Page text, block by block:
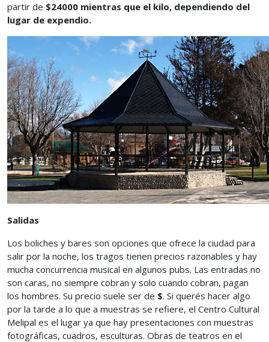
partir de $24000 mientras que el kilo, dependiendo del
lugar de expendio.
Salidas
Los boliches y bares son opciones que ofrece la ciudad para
salir por la noche, los tragos tienen precios razonables y hay
mucha concurrencia musical en algunos pubs. Las entradas no
son caras, no siempre cobran y solo cuando cobran, pagan
los hombres. Su precio suele ser de $. Si querés hacer algo
por la tarde a lo que a muestras se refiere, el Centro Cultural
Melipal es el lugar ya que hay presentaciones con muestras
fotográficas, cuadros, esculturas. Obras de teatros en el